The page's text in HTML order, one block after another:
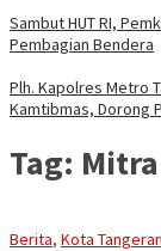
Sambut HUT RI,
Pembagian Bendera
Plh. Kapolres Metro
Kamtibmas, Dorong
Tag: Mitra
Berita, Kota